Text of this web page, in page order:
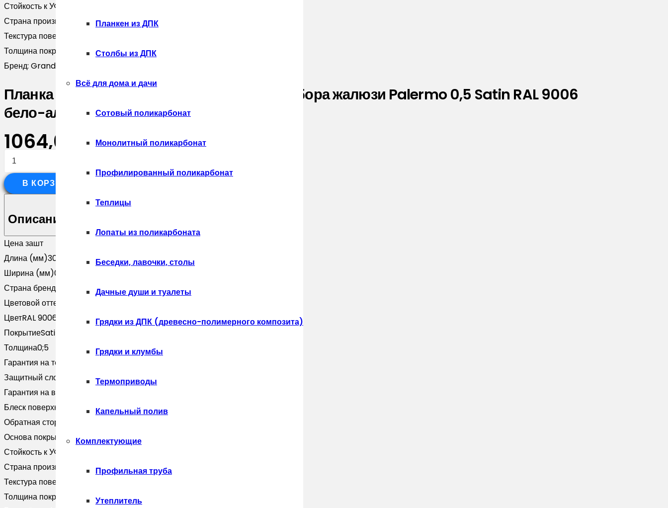
Планкен из ДПК
Столбы из ДПК
Всё для дома и дачи
Сотовый поликарбонат
Монолитный поликарбонат
Профилированный поликарбонат
Теплицы
Лопаты из поликарбоната
Беседки, лавочки, столы
Дачные души и туалеты
Грядки из ДПК (древесно-полимерного композита)
Грядки и клумбы
Термоприводы
Капельный полив
Комплектующие
Профильная труба
Утеплитель
Стойкость к УФ:
Страна производитель: Россия
Текстура поверхности:
Толщина покрытия, мкм:25
Бренд: Grand Line
Планка опорная составная внешняя для забора жалюзи Palermo 0,5 Satin RAL 9006
бело-алюминиевый (3м)
1064,00 ₽
Количество
товара
Планка
составная
для
забора
жалюзи
Palermo
0,5
Satin
RAL
9006
бело-
алюминиевый
(3м)
В КОРЗИНУ
Описание
Цена зашт
Длина (мм)3000
Ширина (мм)0
Страна бренда
Цветовой оттенок
ЦветRAL 9006
ПокрытиеSatin
Толщина0;5
Гарантия на технические хара
Защитный слой, г/м2
Zn 100-140
Гарантия на внешний вид
Блеск поверхности
Глянцевая
Обратная сторона
Основа покрытияПолиэфир
Стойкость к УФ
Страна производительРоссия
Текстура поверхности
Толщина покрытия, мкм 25